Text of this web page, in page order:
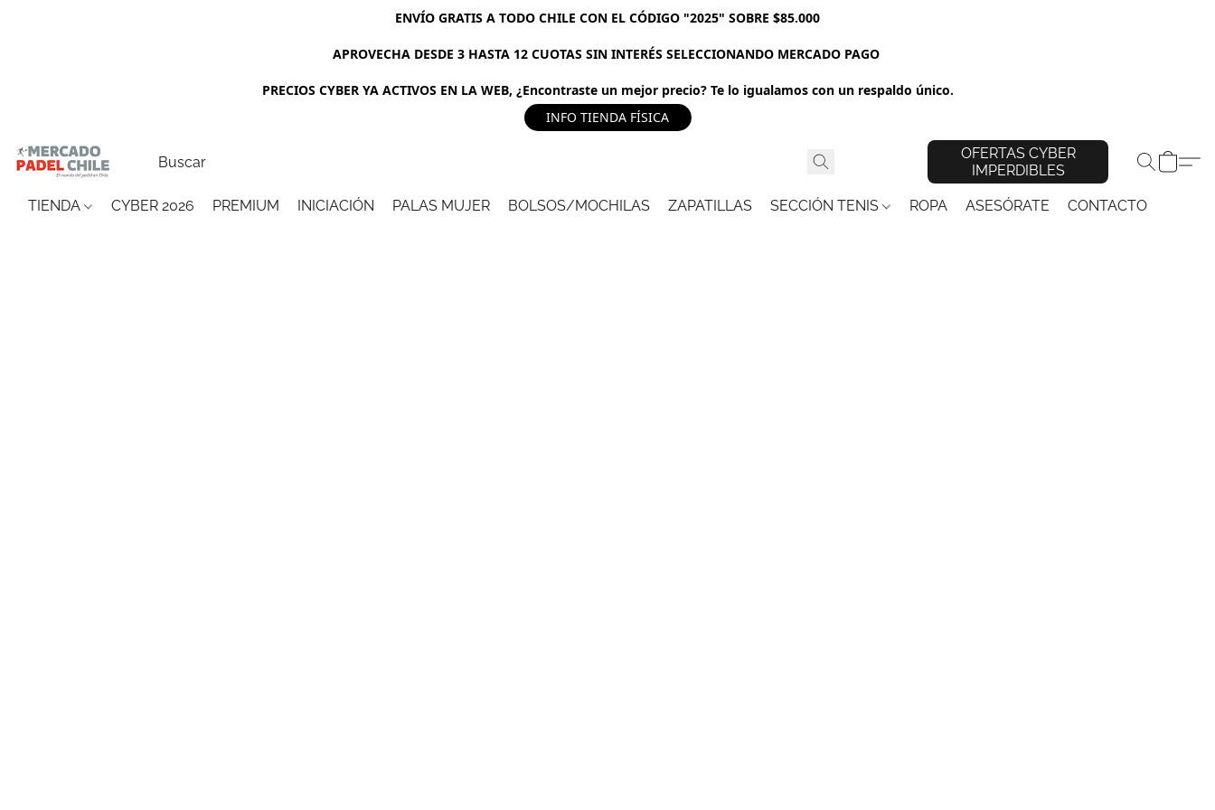
ENVÍO GRATIS A TODO CHILE CON EL CÓDIGO "2025" SOBRE $85.000
APROVECHA DESDE 3 HASTA 12 CUOTAS SIN INTERÉS SELECCIONANDO MERCADO PAGO
PRECIOS CYBER YA ACTIVOS EN LA WEB, ¿Encontraste un mejor precio? Te lo igualamos con un respaldo único.
INFO TIENDA FÍSICA
OFERTAS CYBER
IMPERDIBLES
TIENDA CYBER 2026 PREMIUM INICIACIÓN PALAS MUJER BOLSOS/MOCHILAS ZAPATILLAS SECCIÓN TENIS ROPA ASESÓRATE CONTACTO